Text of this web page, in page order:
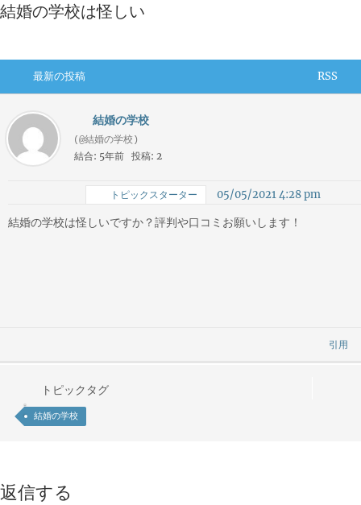
結婚の学校は怪しい
最新の投稿 RSS
結婚の学校
(@結婚の学校)
結合: 5年前 投稿: 2
トピックスターター 05/05/2021 4:28 pm
結婚の学校は怪しいですか？評判や口コミお願いします！
引用
トピックタグ
結婚の学校
返信する